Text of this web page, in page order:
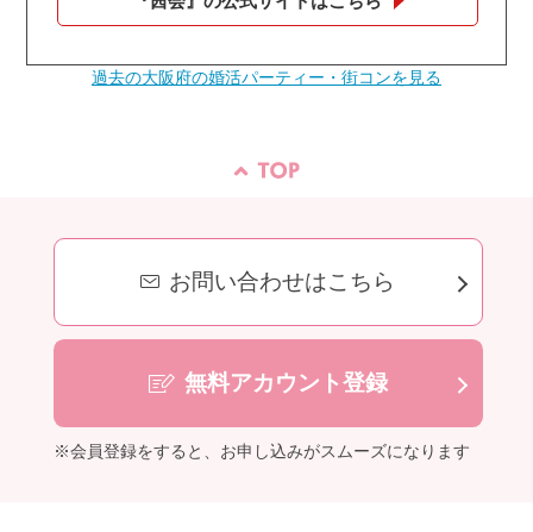
過去の大阪府の婚活パーティー・街コンを見る
お問い合わせはこちら
無料アカウント登録
※会員登録をすると、お申し込みがスムーズになります